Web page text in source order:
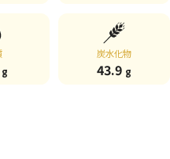
g
炭水化物
43.9 g